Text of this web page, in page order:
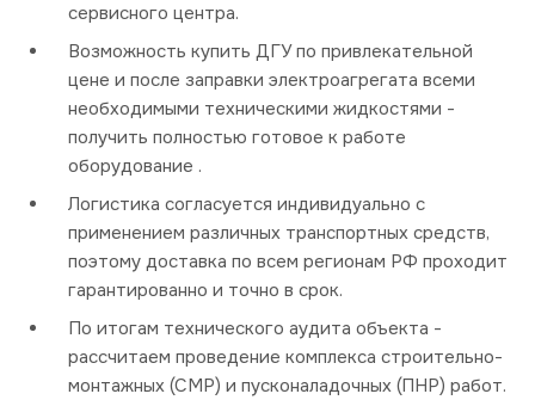
сервисного центра.
Возможность купить ДГУ по привлекательной
цене и после заправки электроагрегата всеми
необходимыми техническими жидкостями -
получить полностью готовое к работе
оборудование .
Логистика согласуется индивидуально с
применением различных транспортных средств,
поэтому доставка по всем регионам РФ проходит
гарантированно и точно в срок.
По итогам технического аудита объекта -
рассчитаем проведение комплекса строительно-
монтажных (СМР) и пусконаладочных (ПНР) работ.